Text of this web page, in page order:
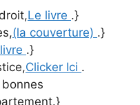
Le livre .}
(la couverture) .}
.}
Clicker Ici .